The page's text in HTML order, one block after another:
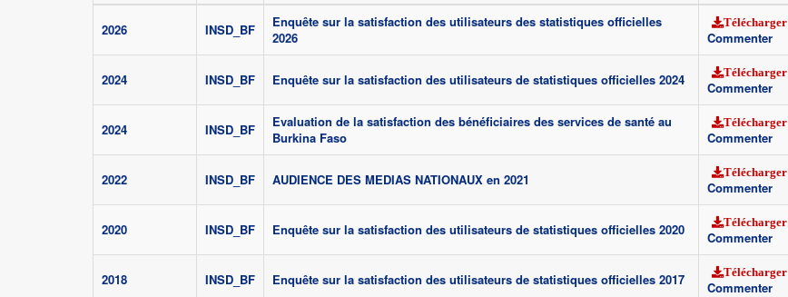
2026 INSD_BF
Enquête sur la satisfaction des utilisateurs des statistiques officielles
2026
Télécharger
Commenter
2024 INSD_BF Enquête sur la satisfaction des utilisateurs de statistiques officielles 2024 Télécharger
Commenter
2024 INSD_BF
Evaluation de la satisfaction des bénéficiaires des services de santé au
Burkina Faso
Télécharger
Commenter
2022 INSD_BF AUDIENCE DES MEDIAS NATIONAUX en 2021 Télécharger
Commenter
2020 INSD_BF Enquête sur la satisfaction des utilisateurs de statistiques officielles 2020 Télécharger
Commenter
2018 INSD_BF Enquête sur la satisfaction des utilisateurs de statistiques officielles 2017 Télécharger
Commenter